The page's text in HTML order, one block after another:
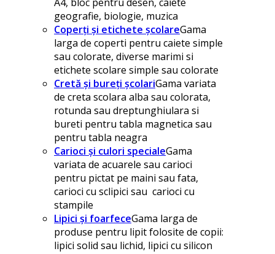
geografie, biologie, muzica
Coperți și etichete școlareGama
larga de coperti pentru caiete simple
sau colorate, diverse marimi si
etichete scolare simple sau colorate
Cretă și bureți școlariGama variata
de creta scolara alba sau colorata,
rotunda sau dreptunghiulara si
bureti pentru tabla magnetica sau
pentru tabla neagra
Carioci și culori specialeGama
variata de acuarele sau carioci
pentru pictat pe maini sau fata,
carioci cu sclipici sau carioci cu
stampile
Lipici și foarfeceGama larga de
produse pentru lipit folosite de copii:
lipici solid sau lichid, lipici cu silicon